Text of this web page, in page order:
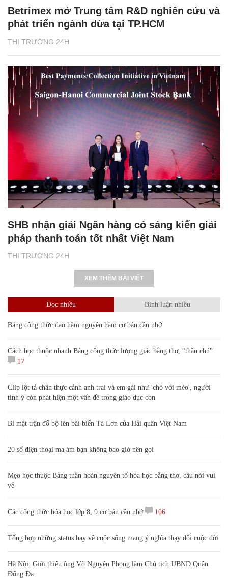
THỊ TRƯỜNG 24H
Betrimex mở Trung tâm R&D nghiên cứu và
phát triển ngành dừa tại TP.HCM
THỊ TRƯỜNG 24H
SHB nhận giải Ngân hàng có sáng kiến giải
pháp thanh toán tốt nhất Việt Nam
XEM THÊM BÀI VIẾT
Đọc nhiều Bình luận nhiều
Bảng công thức đạo hàm nguyên hàm cơ bản cần nhớ
Cách học thuộc nhanh Bảng công thức lượng giác bằng thơ, "thần chú"
17
Clip lột tả chân thực cảnh anh trai và em gái như 'chó với mèo', người
tinh ý còn phát hiện một vấn đề trong giáo dục con
Bí mật trận đổ bộ lên bãi biển Tà Lơn của Hải quân Việt Nam
20 số điện thoại ma ám bạn không bao giờ nên gọi
Mẹo học thuộc Bảng tuần hoàn nguyên tố hóa học bằng thơ, câu nói vui
vẻ
Các công thức hóa học lớp 8, 9 cơ bản cần nhớ 106
Tổng hợp những status hay về cuộc sống mang ý nghĩa thay đổi cuộc đời
Hà Nội: Giới thiệu ông Võ Nguyên Phong làm Chủ tịch UBND Quận
Đống Đa